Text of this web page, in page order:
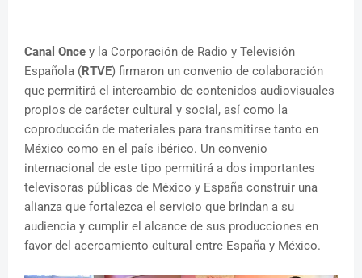
Canal Once y la Corporación de Radio y Televisión
Española (RTVE) firmaron un convenio de colaboración
que permitirá el intercambio de contenidos audiovisuales
propios de carácter cultural y social, así como la
coproducción de materiales para transmitirse tanto en
México como en el país ibérico. Un convenio
internacional de este tipo permitirá a dos importantes
televisoras públicas de México y España construir una
alianza que fortalezca el servicio que brindan a su
audiencia y cumplir el alcance de sus producciones en
favor del acercamiento cultural entre España y México.